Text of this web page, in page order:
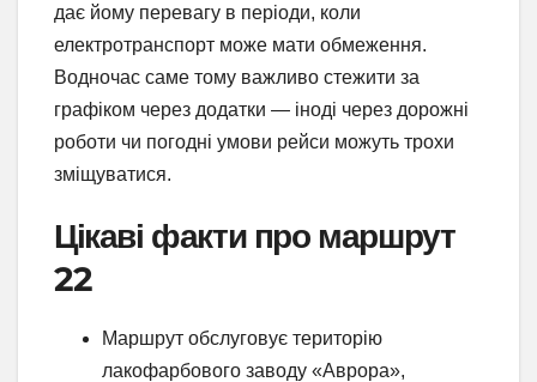
дає йому перевагу в періоди, коли
електротранспорт може мати обмеження.
Водночас саме тому важливо стежити за
графіком через додатки — іноді через дорожні
роботи чи погодні умови рейси можуть трохи
зміщуватися.
Цікаві факти про маршрут
22
Маршрут обслуговує територію
лакофарбового заводу «Аврора»,